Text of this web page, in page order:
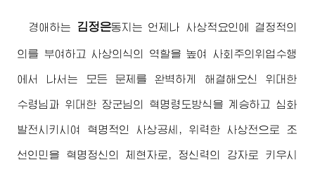
경애하는 김정은동지 는 언제나 사상적요인에 결정적의
의를 부여하고 사상의식의 역할을 높여 사회주의위업수행
에서 나서는 모든 문제를 완벽하게 해결해오신 위대한
수령님 과 위대한 장군님의 혁명령도방식을 계승하고 심화
발전시키시여 혁명적인 사상공세, 위력한 사상전으로 조
선인민을 혁명정신의 체현자로, 정신력의 강자로 키우시